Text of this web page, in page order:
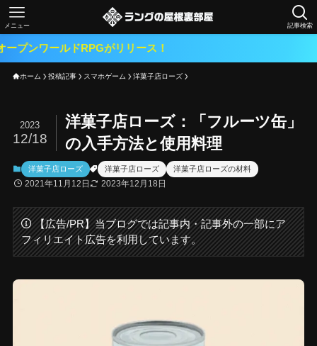
記事検索
メニュー
RPGがリリース！
ホーム 投稿記事 スマホゲーム 洋菓子店ローズ
洋菓子店ローズ：「フルーツ缶」
の入手方法と使用料理
2023
12/18
洋菓子店ローズ 洋菓子店ローズ 洋菓子店ローズの材料
2021年11月12日 2023年12月18日
【広告/PR】当ブログでは記事内・記事外の一部にア
フィリエイト広告を利用しています。